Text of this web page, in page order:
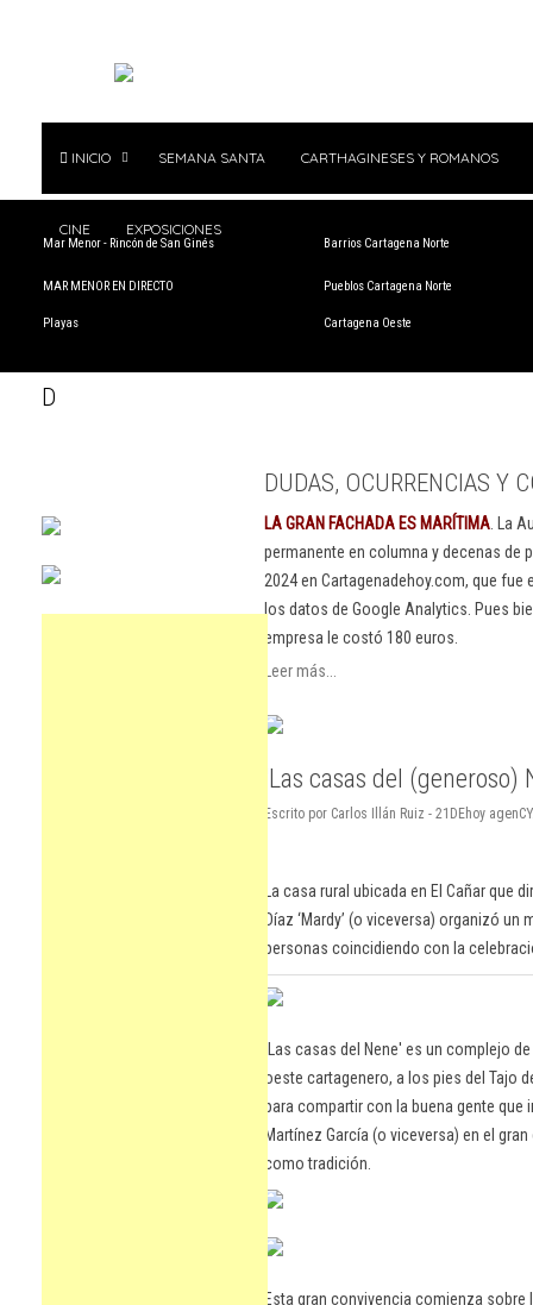
INICIO SEMANA SANTA CARTHAGINESES Y ROMANOS
CINE EXPOSICIONES
Mar Menor - Rincón de San Ginés
MAR MENOR EN DIRECTO
Playas
Barrios Cartagena Norte
Pueblos Cartagena Norte
Cartagena Oeste
D
DUDAS, OCURRENCIAS Y
LA GRAN FACHADA ES MARÍTIMA . La
permanente en columna y decenas
2024 en Cartagenadehoy.com, que
los datos de Google Analytics. Pues
empresa le costó 180 euros.
Leer más...
'Las casas del (generoso)
Escrito por Carlos Illán Ruiz - 21DEhoy
La casa rural ubicada en El Cañar que
Díaz ‘Mardy’ (o viceversa) organizó
personas coincidiendo con la
'Las casas del Nene' es un complejo
oeste cartagenero, a los pies del Tajo
para compartir con la buena gente que
Martínez García (o viceversa) en el
como tradición.
Esta gran convivencia comienza